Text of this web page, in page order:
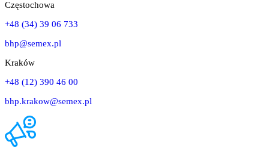
Częstochowa
+48 (34) 39 06 733
bhp@semex.pl
Kraków
+48 (12) 390 46 00
bhp.krakow@semex.pl